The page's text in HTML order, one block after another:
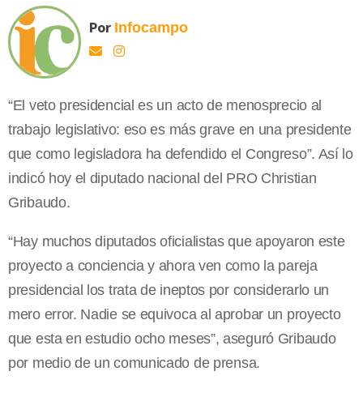
Por Infocampo
“El veto presidencial es un acto de menosprecio al
trabajo legislativo: eso es más grave en una presidente
que como legisladora ha defendido el Congreso”. Así lo
indicó hoy el diputado nacional del PRO Christian
Gribaudo.
“Hay muchos diputados oficialistas que apoyaron este
proyecto a conciencia y ahora ven como la pareja
presidencial los trata de ineptos por considerarlo un
mero error. Nadie se equivoca al aprobar un proyecto
que esta en estudio ocho meses”, aseguró Gribaudo
por medio de un comunicado de prensa.